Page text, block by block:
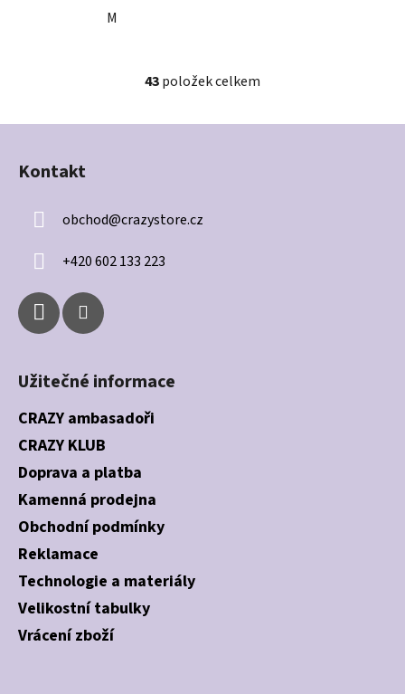
M
O
l
í
43položek celkem
Z
Kontakt
obchod@crazystore.cz
+420 602 133 223
Užitečné informace
CRAZY ambasadoři
CRAZY KLUB
Doprava a platba
Kamenná prodejna
Obchodní podmínky
Reklamace
Technologie a materiály
Velikostní tabulky
Vrácení zboží